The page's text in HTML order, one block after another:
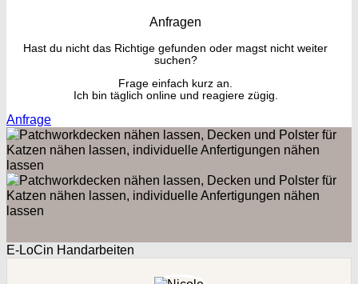
Anfragen
Hast du nicht das Richtige gefunden oder magst nicht weiter
suchen?
Frage einfach kurz an.
Ich bin täglich online und reagiere zügig.
Anfrage
E-LoCin Handarbeiten